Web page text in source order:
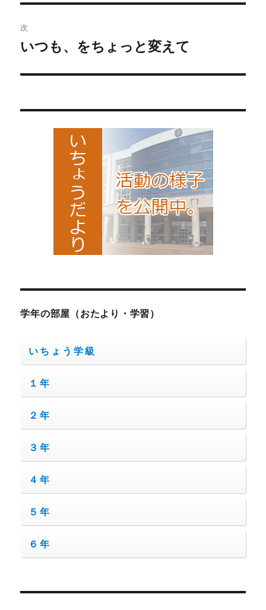
ビ
ゲ
ー
投
稿:
次
次
投
いつも、をちょっと変えて
学年の部屋（おたより・学習）
いちょう学級
１年
２年
３年
４年
５年
６年